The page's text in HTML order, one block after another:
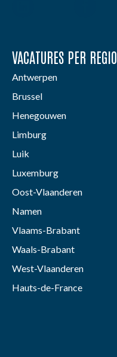
VACATURES PER REGIO
Antwerpen
Brussel
Henegouwen
Limburg
Luik
Luxemburg
Oost-Vlaanderen
Namen
Vlaams-Brabant
Waals-Brabant
West-Vlaanderen
Hauts-de-France